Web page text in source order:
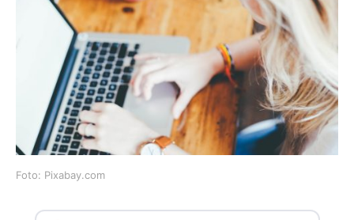
Foto: Pixabay.com